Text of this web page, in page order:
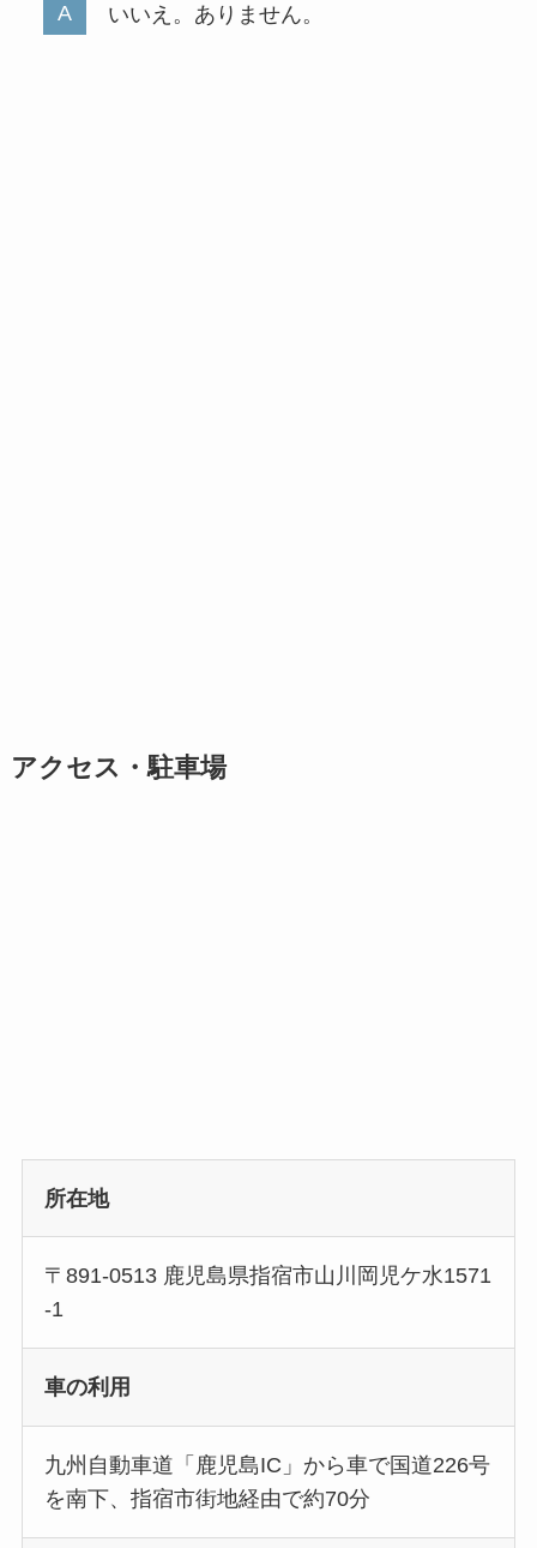
いいえ。ありません。
アクセス・駐車場
所在地
〒891-0513 鹿児島県指宿市山川岡児ケ水1571
-1
車の利用
九州自動車道「鹿児島IC」から車で国道226号
を南下、指宿市街地経由で約70分